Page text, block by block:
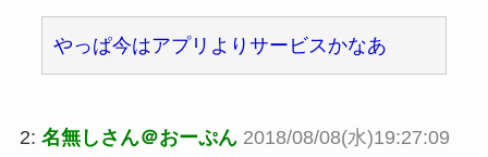
やっぱ今はアプリよりサービスかなあ
2: 名無しさん＠おーぷん 2018/08/08(水)19:27:09